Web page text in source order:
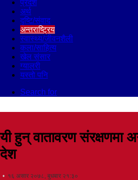
प्रदेश
अर्थ
दृष्टि/संवाद
अन्तराष्ट्रिय
स्वास्थ्य/जीवनशैली
कला/साहित्य
खेल संसार
ग्यालरी
यस्तो पनि
Search for
यी हुन् वातावरण संरक्षणमा
देश
१६ असार २०७८, बुधबार २१:३०